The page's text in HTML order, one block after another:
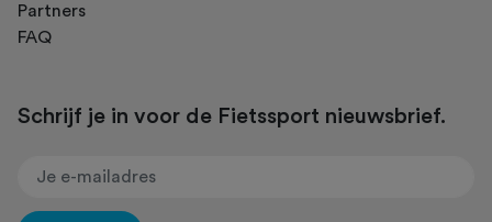
Partners
FAQ
Schrijf je in voor de Fietssport nieuwsbrief.